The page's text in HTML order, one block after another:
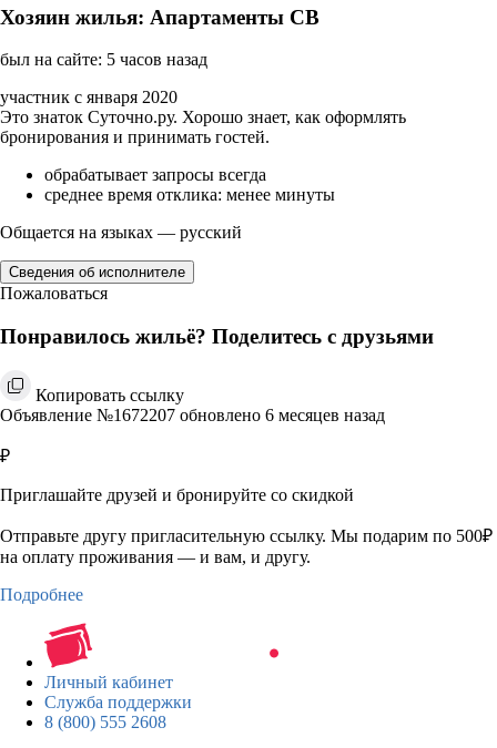
Хозяин жилья: Апартаменты СВ
был на сайте: 5 часов назад
участник с января 2020
Это знаток Суточно.ру. Хорошо знает, как оформлять
бронирования и принимать гостей.
обрабатывает запросы всегда
среднее время отклика: менее минуты
Общается на языках — русский
Сведения об исполнителе
Пожаловаться
Понравилось жильё? Поделитесь с друзьями
Копировать ссылку
Объявление №1672207 обновлено 6 месяцев назад
₽
Приглашайте друзей и бронируйте со скидкой
Отправьте другу пригласительную ссылку. Мы подарим по 500₽
на оплату проживания — и вам, и другу.
Подробнее
Личный кабинет
Служба поддержки
8 (800) 555 2608